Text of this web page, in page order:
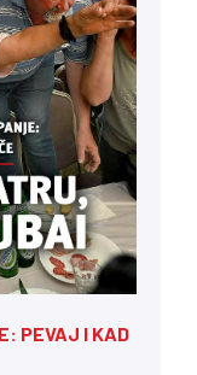
PEVAJ I KAD